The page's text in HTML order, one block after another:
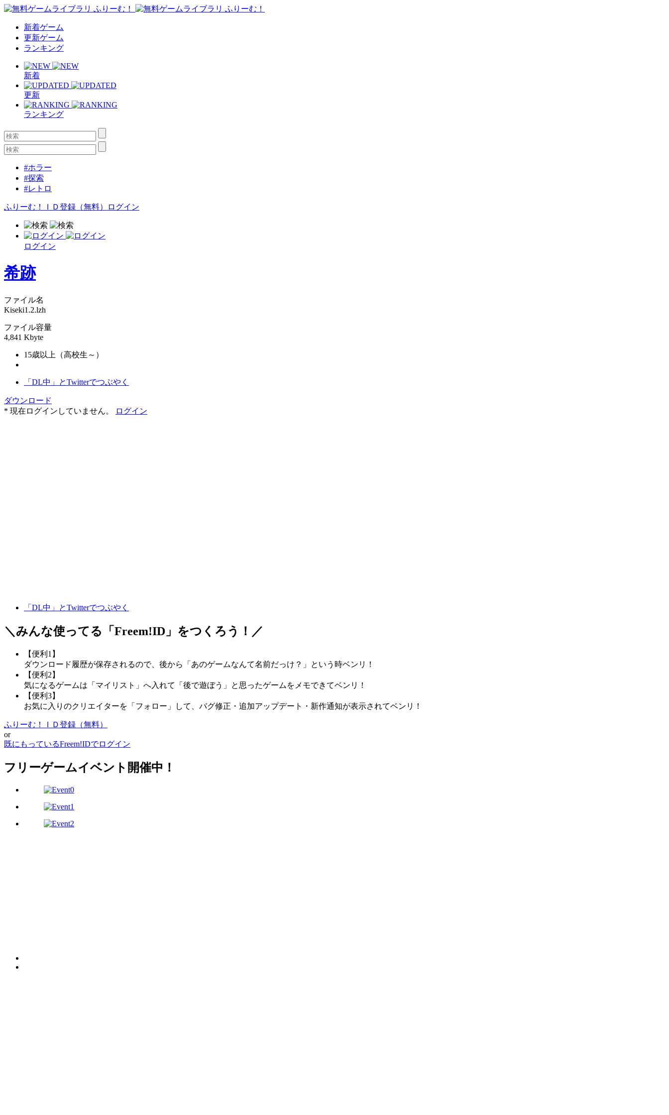
新着ゲーム
更新ゲーム
ランキング
新着
更新
ランキング
#ホラー
#探索
#レトロ
ふりーむ！ＩＤ登録（無料） ログイン
ログイン
希跡
ファイル名
Kiseki1.2.lzh
ファイル容量
4,841 Kbyte
15歳以上（高校生～）
「DL中」とTwitterでつぶやく
ダウンロード
* 現在ログインしていません。
ログイン
「DL中」とTwitterでつぶやく
＼みんな使ってる「 Freem!ID 」をつくろう！／
【便利1】
ダウンロード履歴が保存されるので、後から「あのゲームなんて名前だっけ？」という時ベンリ！
【便利2】
気になるゲームは「マイリスト」へ入れて「後で遊ぼう」と思ったゲームをメモできてベンリ！
【便利3】
お気に入りのクリエイターを「フォロー」して、バグ修正・追加アップデート・新作通知が表示されてベンリ！
ふりーむ！ＩＤ登録（無料）
or
既にもっているFreem!IDでログイン
フリーゲームイベント開催中！